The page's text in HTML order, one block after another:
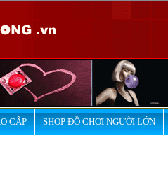
CẤP SHOP ĐỒ CHƠI NGƯỜI LỚN